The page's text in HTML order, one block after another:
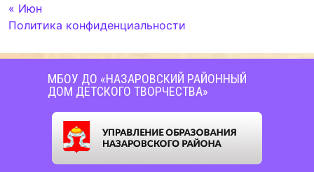
« Июн
Политика конфиденциальности
МБОУ ДО «НАЗАРОВСКИЙ РАЙОННЫЙ
ДОМ ДЕТСКОГО ТВОРЧЕСТВА»